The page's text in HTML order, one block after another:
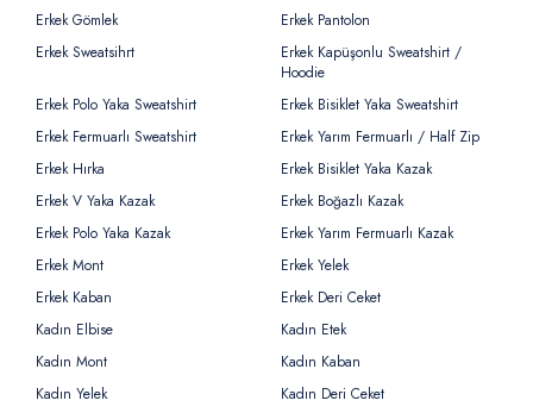
Erkek Gömlek
Erkek Pantolon
Erkek Sweatsihrt
Erkek Kapüşonlu Sweatshirt /
Hoodie
Erkek Polo Yaka Sweatshirt
Erkek Bisiklet Yaka Sweatshirt
Erkek Fermuarlı Sweatshirt
Erkek Yarım Fermuarlı / Half Zip
Erkek Hırka
Erkek Bisiklet Yaka Kazak
Erkek V Yaka Kazak
Erkek Boğazlı Kazak
Erkek Polo Yaka Kazak
Erkek Yarım Fermuarlı Kazak
Erkek Mont
Erkek Yelek
Erkek Kaban
Erkek Deri Ceket
Kadın Elbise
Kadın Etek
Kadın Mont
Kadın Kaban
Kadın Yelek
Kadın Deri Ceket